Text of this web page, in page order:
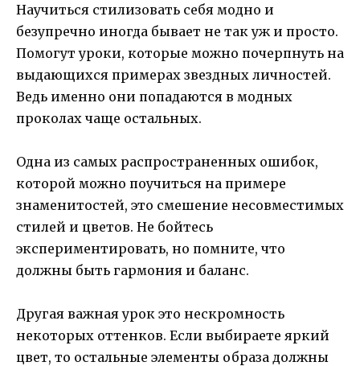
Научиться стилизовать себя модно и
безупречно иногда бывает не так уж и просто.
Помогут уроки, которые можно почерпнуть на
выдающихся примерах звездных личностей.
Ведь именно они попадаются в модных
проколах чаще остальных.
Одна из самых распространенных ошибок,
которой можно поучиться на примере
знаменитостей, это смешение несовместимых
стилей и цветов. Не бойтесь
экспериментировать, но помните, что
должны быть гармония и баланс.
Другая важная урок это нескромность
некоторых оттенков. Если выбираете яркий
цвет, то остальные элементы образа должны